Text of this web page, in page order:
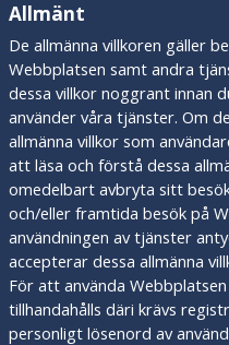
Allmänt
De allmänna villkoren gäller
Webbplatsen samt andra
dessa villkor noggrant innan
använder våra tjänster. Om
allmänna villkor som
att läsa och förstå dessa
omedelbart avbryta sitt
och/eller framtida besök på
användningen av tjänster
accepterar dessa allmänna
För att använda
tillhandahålls däri krävs
personligt lösenord av